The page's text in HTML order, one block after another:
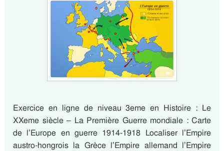
Exercice en ligne de niveau 3eme en Histoire : Le
XXeme siècle – La Première Guerre mondiale : Carte
de l’Europe en guerre 1914-1918 Localiser l’Empire
austro-hongrois la Grèce l’Empire allemand l’Empire